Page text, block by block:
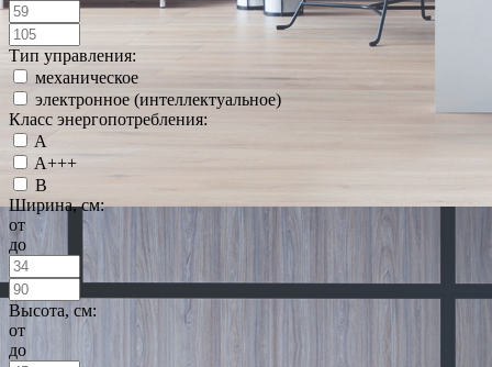
Тип управления:
механическое
электронное (интеллектуальное)
Класс энергопотребления:
A
A+++
B
Ширина, см:
от
до
Высота, см:
от
до